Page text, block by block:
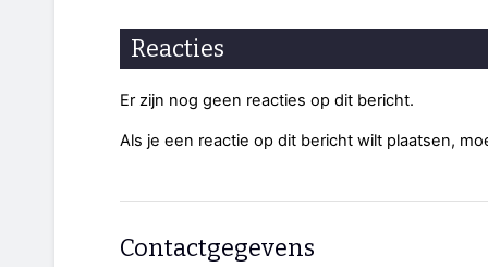
Reacties
Er zijn nog geen reacties op dit bericht.
Als je een reactie op dit bericht wilt plaatsen,
Contactgegevens